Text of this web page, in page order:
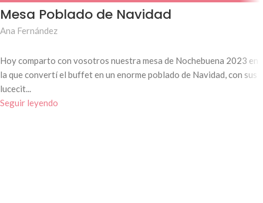
NAVIDAD
Mesa Poblado de Navidad
Ana Fernández
Hoy comparto con vosotros nuestra mesa de Nochebuena 2023 en
la que convertí el buffet en un enorme poblado de Navidad, con sus
lucecit...
Seguir leyendo